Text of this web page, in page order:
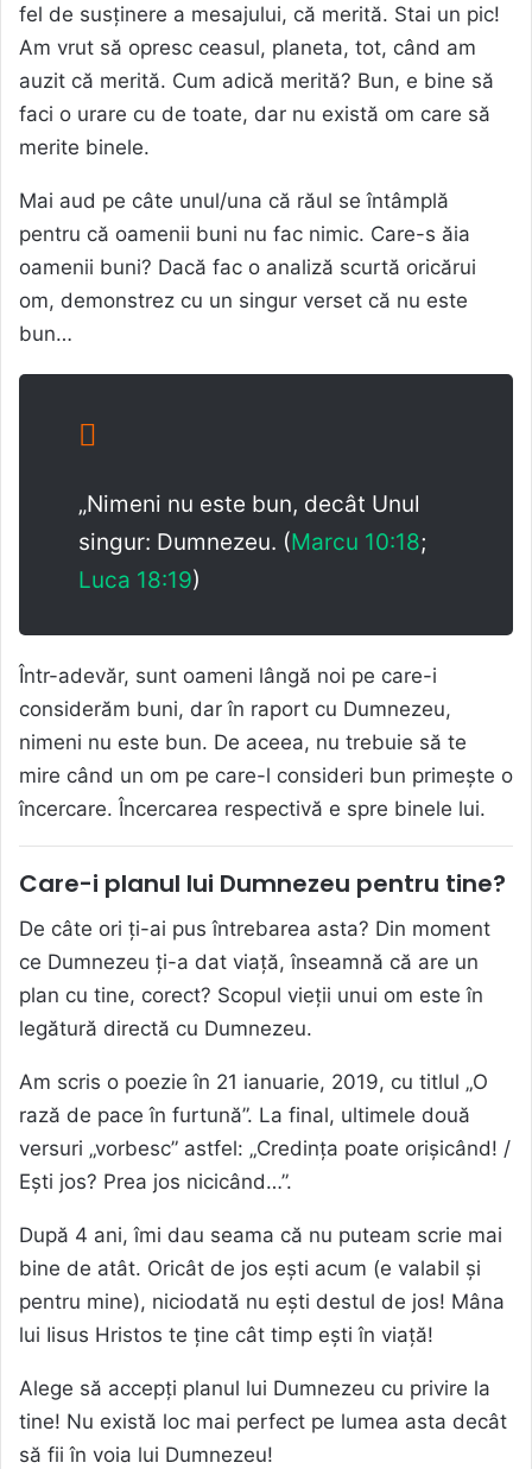
fel de susținere a mesajului, că merită. Stai un pic!
Am vrut să opresc ceasul, planeta, tot, când am
auzit că merită. Cum adică merită? Bun, e bine să
faci o urare cu de toate, dar nu există om care să
merite binele.
Mai aud pe câte unul/una că răul se întâmplă
pentru că oamenii buni nu fac nimic. Care-s ăia
oamenii buni? Dacă fac o analiză scurtă oricărui
om, demonstrez cu un singur verset că nu este
bun…
„Nimeni nu este bun, decât Unul
singur: Dumnezeu. (Marcu 10:18;
Luca 18:19)
Într-adevăr, sunt oameni lângă noi pe care-i
considerăm buni, dar în raport cu Dumnezeu,
nimeni nu este bun. De aceea, nu trebuie să te
mire când un om pe care-l consideri bun primește o
încercare. Încercarea respectivă e spre binele lui.
Care-i planul lui Dumnezeu pentru tine?
De câte ori ți-ai pus întrebarea asta? Din moment
ce Dumnezeu ți-a dat viață, înseamnă că are un
plan cu tine, corect? Scopul vieții unui om este în
legătură directă cu Dumnezeu.
Am scris o poezie în 21 ianuarie, 2019, cu titlul „O
rază de pace în furtună”. La final, ultimele două
versuri „vorbesc” astfel: „Credința poate orișicând! /
Ești jos? Prea jos nicicând…”.
După 4 ani, îmi dau seama că nu puteam scrie mai
bine de atât. Oricât de jos ești acum (e valabil și
pentru mine), niciodată nu ești destul de jos! Mâna
lui Iisus Hristos te ține cât timp ești în viață!
Alege să accepți planul lui Dumnezeu cu privire la
tine! Nu există loc mai perfect pe lumea asta decât
să fii în voia lui Dumnezeu!